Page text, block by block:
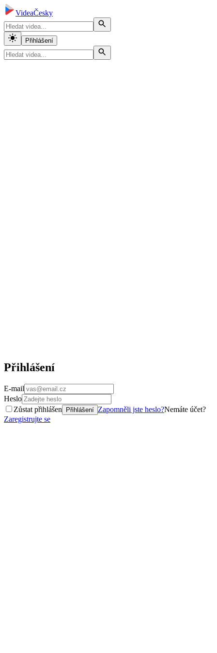
VideaČesky
Přihlášení
Přihlášení
E-mail
Heslo
Zůstat přihlášen
Přihlášení Zapomněli jste heslo?Nemáte účet?
Zaregistrujte se